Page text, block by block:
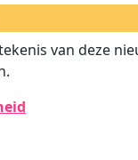
van deze